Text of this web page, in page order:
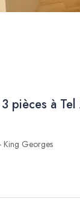
pièces à
King Georges